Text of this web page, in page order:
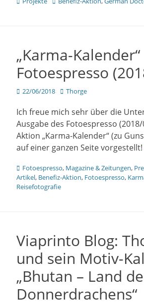
„Karma-Kalender“
Fotoespresso
Veröffentlicht
22/06/2018 Author
Thorge
Ich freue mich sehr über die
Ausgabe des Fotoespresso
Aktion „Karma-Kalender“ (zu
auf einer ganzen Seite vorgestellt!
Kategorien
Fotoespresso, Magazine & Zeitungen,
Artikel, Benefiz-Aktion, Fotoespresso,
Reisefotografie
Viaprinto Blog:
und sein Motiv-
„Bhutan – Land
Donnerdrachens“